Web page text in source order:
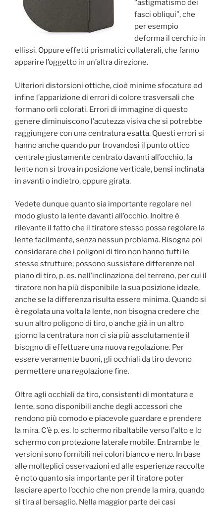
“astigmatismo dei
fasci obliqui”, che
per esempio
deforma il cerchio in
ellissi. Oppure effetti prismatici collaterali, che fanno
apparire l’oggetto in un’altra direzione.
Ulteriori distorsioni ottiche, cioè minime sfocature ed
infine l’apparizione di errori di colore trasversali che
formano orli colorati. Errori di immagine di questo
genere diminuiscono l’acutezza visiva che si potrebbe
raggiungere con una centratura esatta. Questi errori si
hanno anche quando pur trovandosi il punto ottico
centrale giustamente centrato davanti all’occhio, la
lente non si trova in posizione verticale, bensì inclinata
in avanti o indietro, oppure girata.
Vedete dunque quanto sia importante regolare nel
modo giusto la lente davanti all’occhio. Inoltre è
rilevante il fatto che il tiratore stesso possa regolare la
lente facilmente, senza nessun problema. Bisogna poi
considerare che i poligoni di tiro non hanno tutti le
stesse strutture; possono sussistere differenze nel
piano di tiro, p. es. nell’inclinazione del terreno, per cui il
tiratore non ha più disponibile la sua posizione ideale,
anche se la differenza risulta essere minima. Quando si
è regolata una volta la lente, non bisogna credere che
su un altro poligono di tiro, o anche già in un altro
giorno la centratura non ci sia più assolutamente il
bisogno di effettuare una nuova regolazione. Per
essere veramente buoni, gli occhiali da tiro devono
permettere una regolazione fine.
Oltre agli occhiali da tiro, consistenti di montatura e
lente, sono disponibili anche degli accessori che
rendono più comodo e piacevole guardare e prendere
la mira. C’è p. es. lo schermo ribaltabile verso l’alto e lo
schermo con protezione laterale mobile. Entrambe le
versioni sono fornibili nei colori bianco e nero. In base
alle molteplici osservazioni ed alle esperienze raccolte
è noto quanto sia importante per il tiratore poter
lasciare aperto l’occhio che non prende la mira, quando
si tira al bersaglio. Nella maggior parte dei casi